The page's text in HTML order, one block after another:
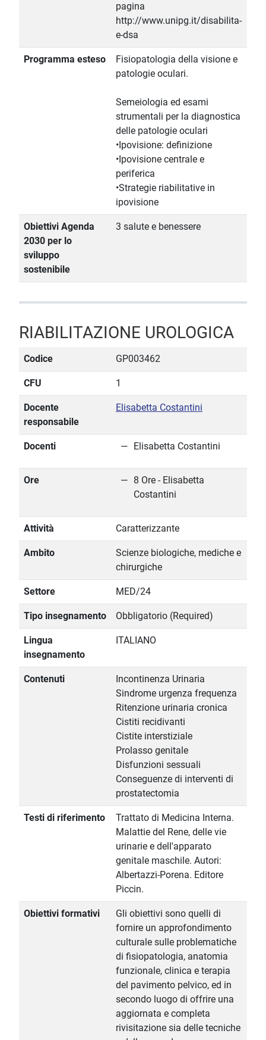
pagina
http://www.unipg.it/disabilita-
e-dsa
Programma esteso
Fisiopatologia della visione e
patologie oculari.
Semeiologia ed esami
strumentali per la diagnostica
delle patologie oculari
•Ipovisione: definizione
•Ipovisione centrale e
periferica
•Strategie riabilitative in
ipovisione
Obiettivi Agenda
2030 per lo
sviluppo
sostenibile
3 salute e benessere
RIABILITAZIONE UROLOGICA
Codice GP003462
CFU 1
Docente
responsabile
Elisabetta Costantini
Docenti Elisabetta Costantini
Ore
8 Ore - Elisabetta
Costantini
Attività Caratterizzante
Ambito
Scienze biologiche, mediche e
chirurgiche
Settore MED/24
Tipo insegnamento Obbligatorio (Required)
Lingua
insegnamento
ITALIANO
Contenuti
Incontinenza Urinaria
Sindrome urgenza frequenza
Ritenzione urinaria cronica
Cistiti recidivanti
Cistite interstiziale
Prolasso genitale
Disfunzioni sessuali
Conseguenze di interventi di
prostatectomia
Testi di riferimento
Trattato di Medicina Interna.
Malattie del Rene, delle vie
urinarie e dell'apparato
genitale maschile. Autori:
Albertazzi-Porena. Editore
Piccin.
Obiettivi formativi
Gli obiettivi sono quelli di
fornire un approfondimento
culturale sulle problematiche
di fisiopatologia, anatomia
funzionale, clinica e terapia
del pavimento pelvico, ed in
secondo luogo di offrire una
aggiornata e completa
rivisitazione sia delle tecniche